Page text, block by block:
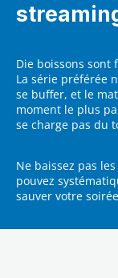
Die boissons sont
La série préférée
se buffer, et le
moment le plus
se charge pas du
Ne baissez pas
pouvez
sauver votre